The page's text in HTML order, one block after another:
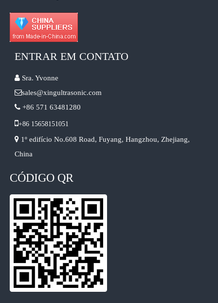
ENTRAR EM CONTATO
 Sra. Yvonne
sales@xingultrasonic.com
 +86 571 63481280
+86 15658151051
 1º edifício No.608 Road, Fuyang, Hangzhou, Zhejiang,
China
CÓDIGO QR